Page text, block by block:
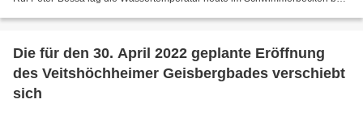
Die für den 30. April 2022 geplante Eröffnung
des Veitshöchheimer Geisbergbades verschiebt
sich